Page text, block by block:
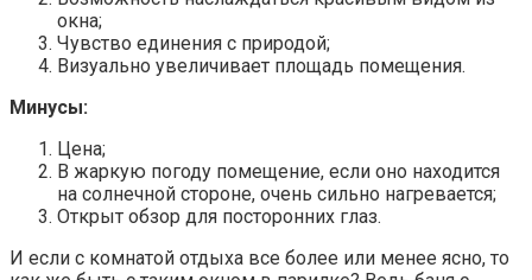
окна;
Чувство единения с природой;
Визуально увеличивает площадь помещения.
Минусы:
Цена;
В жаркую погоду помещение, если оно находится
на солнечной стороне, очень сильно нагревается;
Открыт обзор для посторонних глаз.
И если с комнатой отдыха все более или менее ясно, то